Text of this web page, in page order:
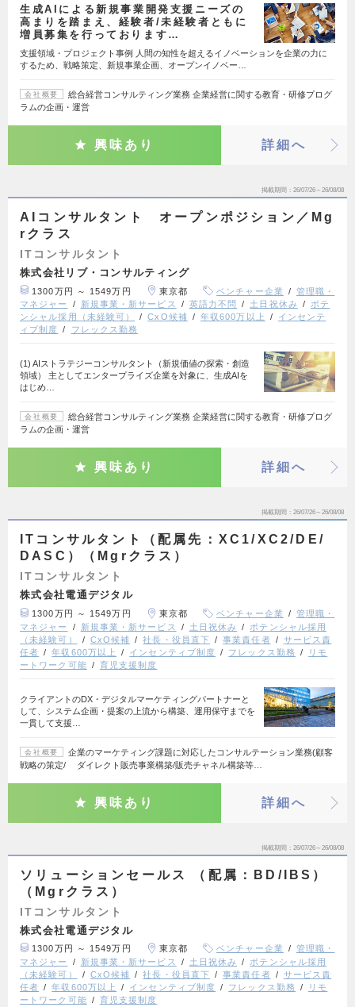
生成AIによる新規事業開発支援ニーズの
高まりを踏まえ、経験者/未経験者ともに
増員募集を行っております…
支援領域・プロジェクト事例 人間の知性を超えるイノベーションを企業の力に
するため、戦略策定、新規事業企画、オープンイノベー…
会社概要
総合経営コンサルティング業務 企業経営に関する教育・研修プログ
ラムの企画・運営
興味あり 詳細へ
掲載期間 26/07/26～26/08/08
AIコンサルタント オープンポジション／Mg
rクラス
ITコンサルタント
株式会社リブ・コンサルティング
1300万円 ～ 1549万円 東京都 ベンチャー企業
管理職・
マネジャー
新規事業・新サービス 英語力不問 土日祝休み
ポテ
ンシャル採用（未経験可）
CxO候補 年収600万以上
インセンテ
ィブ制度
フレックス勤務
(1) AIストラテジーコンサルタント（新規価値の探索・創造
領域） 主としてエンタープライズ企業を対象に、生成AIを
はじめ…
会社概要
総合経営コンサルティング業務 企業経営に関する教育・研修プログ
ラムの企画・運営
興味あり 詳細へ
掲載期間 26/07/26～26/08/08
ITコンサルタント（配属先：XC1/XC2/DE/
DASC）（Mgrクラス）
ITコンサルタント
株式会社電通デジタル
1300万円 ～ 1549万円 東京都 ベンチャー企業
管理職・
マネジャー
新規事業・新サービス 土日祝休み
ポテンシャル採用
（未経験可）
CxO候補 社長・役員直下 事業責任者
サービス責
任者
年収600万以上 インセンティブ制度 フレックス勤務
リモ
ートワーク可能
育児支援制度
クライアントのDX・デジタルマーケティングパートナーと
して、システム企画・提案の上流から構築、運用保守までを
一貫して支援…
会社概要
企業のマーケティング課題に対応したコンサルテーション業務(顧客
戦略の策定/ ダイレクト販売事業構築/販売チャネル構築等…
興味あり 詳細へ
掲載期間 26/07/26～26/08/08
ソリューションセールス （配属：BD/IBS）
（Mgrクラス）
ITコンサルタント
株式会社電通デジタル
1300万円 ～ 1549万円 東京都 ベンチャー企業
管理職・
マネジャー
新規事業・新サービス 土日祝休み
ポテンシャル採用
（未経験可）
CxO候補 社長・役員直下 事業責任者
サービス責
任者
年収600万以上 インセンティブ制度 フレックス勤務
リモ
ートワーク可能
育児支援制度